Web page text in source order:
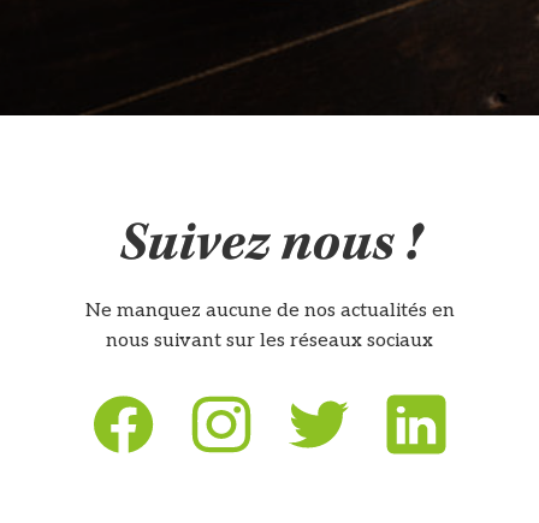
Suivez nous !
Ne manquez aucune de nos actualités en
nous suivant sur les réseaux sociaux